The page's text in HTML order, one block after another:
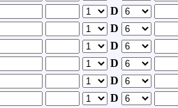
D
D
D
D
D
D